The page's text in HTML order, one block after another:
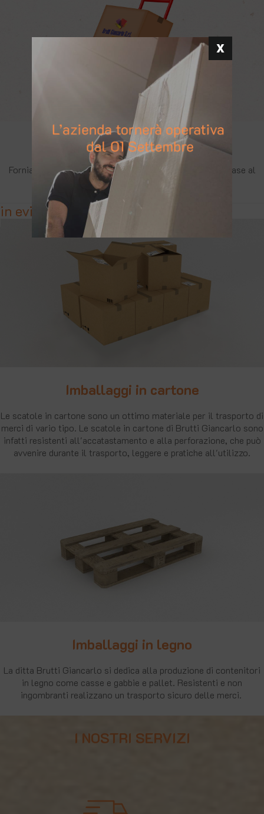
Imballaggi su misura
Forniamo un servizio di imballaggio personalizzato in base al
tipo e alla forma di merce da trasportare
in evidenza
Imballaggi in cartone
Le scatole in cartone sono un ottimo materiale per il trasporto di
merci di vario tipo. Le scatole in cartone di Brutti Giancarlo sono
infatti resistenti all'accatastamento e alla perforazione, che può
avvenire durante il trasporto, leggere e pratiche all'utilizzo.
Imballaggi in legno
La ditta Brutti Giancarlo si dedica alla produzione di contenitori
in legno come casse e gabbie e pallet. Resistenti e non
ingombranti realizzano un trasporto sicuro delle merci.
I NOSTRI SERVIZI